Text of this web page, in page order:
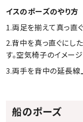
イスのポーズのやり方
1.両足を揃えて真っ直ぐ
2.背中を真っ直ぐにし
す。空気椅子のイメージ
3.両手を背中の延長線
船のポーズ